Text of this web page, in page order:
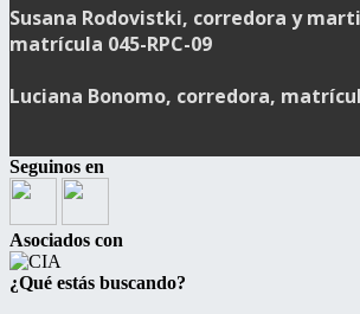
Susana Rodovistki, corredora y
matrícula 045-RPC-09
Luciana Bonomo, corredora,
Seguinos en
Asociados con
¿Qué estás buscando?